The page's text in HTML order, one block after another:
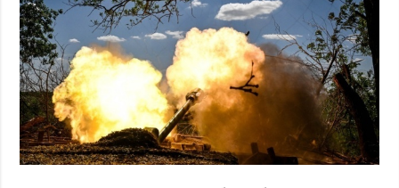
رياضة
المزيد
التقارير
مقابلات
الصور
الفيديوهات
خدمات
الاشتراك
بنك الصور